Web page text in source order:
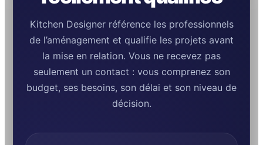
Kitchen Designer référence les professionnels
de l’aménagement et qualifie les projets avant
la mise en relation. Vous ne recevez pas
seulement un contact : vous comprenez son
budget, ses besoins, son délai et son niveau de
décision.